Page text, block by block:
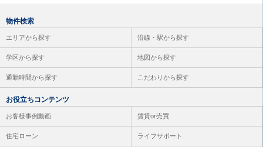
物件検索
エリアから探す 沿線・駅から探す
学区から探す 地図から探す
通勤時間から探す こだわりから探す
お役立ちコンテンツ
お客様事例動画 賃貸or売買
住宅ローン ライフサポート